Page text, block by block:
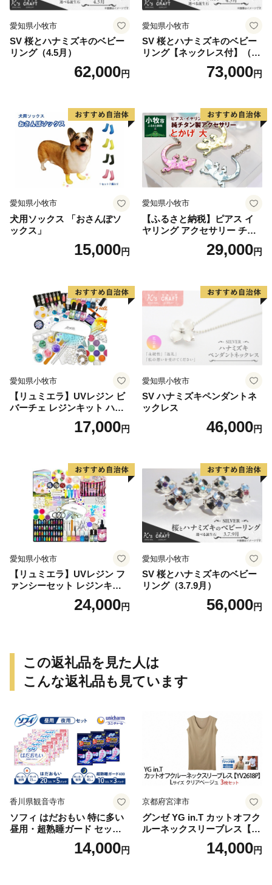
愛知県小牧市
SV 桜とハナミズキのベビー
リング（4.5月）
62,000円
愛知県小牧市
SV 桜とハナミズキのベビー
リング【ネックレス付】（4.
73,000円
愛知県小牧市
犬用ソックス 「おさんぽソ
ックス」
15,000円
愛知県小牧市
【ふるさと納税】ピアス イ
ヤリング アクセサリー チタ
ン とかげ 計6種 金属アレル
ギー対応 軽い ピンク イエロ
贈答用 オリジナル ハンドメ
イド 純チタン 送料無料
29,000円
愛知県小牧市
【リュミエラ】UVレジン ビ
バーチェ レジンキット ハン
ドメイド レジンクラフト ア
クセサリーキット 手作り セ
17,000円
愛知県小牧市
SV ハナミズキペンダントネ
ックレス
46,000円
愛知県小牧市
【リュミエラ】UVレジン フ
ァンシーセット レジンキッ
ト ハンドメイド レジンクラ
フト アクセサリーキット 手
24,000円
愛知県小牧市
SV 桜とハナミズキのベビー
リング（3.7.9月）
56,000円
この返礼品を見た人は
こんな返礼品も見ています
香川県観音寺市
ソフィ はだおもい 特に多い
昼用・超熟睡ガード セット
羽付き ナプキン 生理用品 サ
ニタリー ユニ・チャーム
14,000円
京都府宮津市
グンゼ YG in.T カットオフク
ルーネックスリーブレス【Y
V2618P】Lサイズ クリアベ
ージュ3枚セット [№5716-04
14,000円